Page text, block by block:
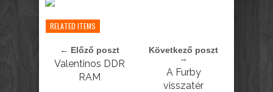
RELATED ITEMS
← Előző poszt
Valentinos DDR
RAM
Következő poszt
→
A Furby
visszatér